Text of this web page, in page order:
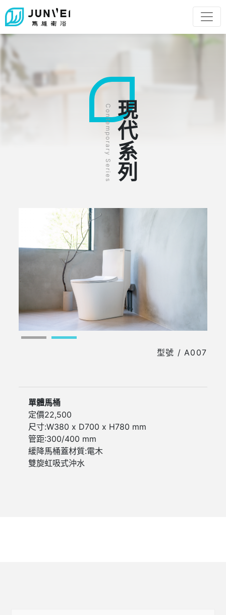
Contemporary Series現代系列
A007
單體馬桶
定價22,500
尺寸:W380 x D700 x H780 mm
管距:300/400 mm
緩降馬桶蓋材質:電木
雙旋虹吸式沖水